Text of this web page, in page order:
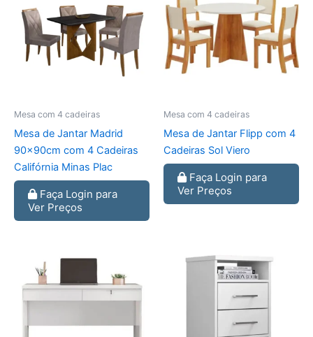
Mesa com 4 cadeiras
Mesa de Jantar Madrid
90x90cm com 4 Cadeiras
Califórnia Minas Plac
Faça Login para
Ver Preços
Mesa com 4 cadeiras
Mesa de Jantar Flipp com 4
Cadeiras Sol Viero
Faça Login para
Ver Preços